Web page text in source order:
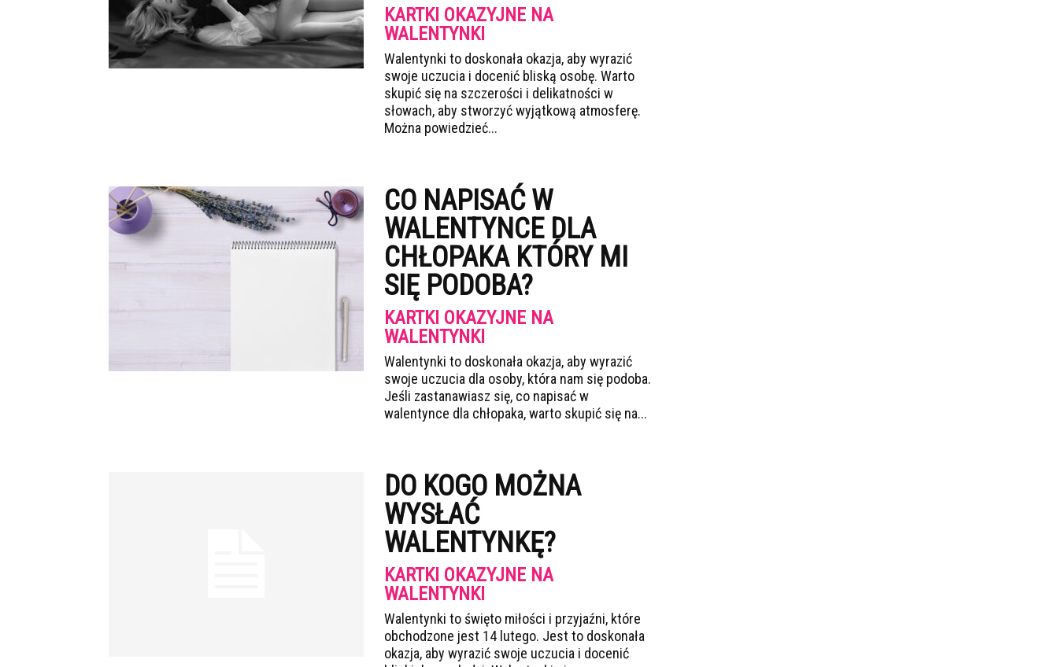
KARTKI OKAZYJNE NA
WALENTYNKI
Walentynki to doskonała okazja, aby wyrazić
swoje uczucia i docenić bliską osobę. Warto
skupić się na szczerości i delikatności w
słowach, aby stworzyć wyjątkową atmosferę.
Można powiedzieć...
CO NAPISAĆ W
WALENTYNCE DLA
CHŁOPAKA KTÓRY MI
SIĘ PODOBA?
KARTKI OKAZYJNE NA
WALENTYNKI
Walentynki to doskonała okazja, aby wyrazić
swoje uczucia dla osoby, która nam się podoba.
Jeśli zastanawiasz się, co napisać w
walentynce dla chłopaka, warto skupić się na...
DO KOGO MOŻNA
WYSŁAĆ
WALENTYNKĘ?
KARTKI OKAZYJNE NA
WALENTYNKI
Walentynki to święto miłości i przyjaźni, które
obchodzone jest 14 lutego. Jest to doskonała
okazja, aby wyrazić swoje uczucia i docenić